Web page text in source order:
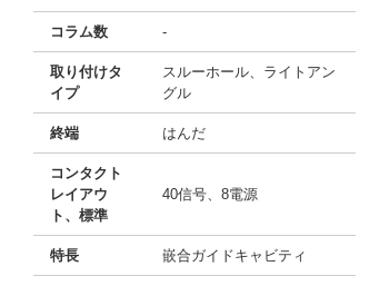
コラム数 -
取り付けタ
イプ
スルーホール、ライトアン
グル
終端 はんだ
コンタクト
レイアウ
ト、標準
40信号、8電源
特長 嵌合ガイドキャビティ